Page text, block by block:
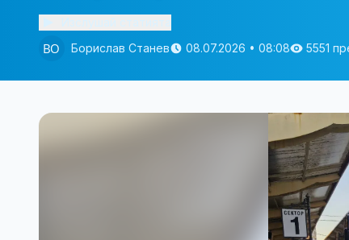
Борислав Станев
08.07.2026 • 08:08 5551